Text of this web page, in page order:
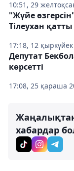
10:51, 29
17:18, 12
"Жүйе
Тілеухан
17:08, 25 қараша
Депутат
көрсетті
хабардар